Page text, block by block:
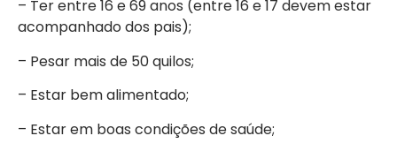
– Ter entre 16 e 69 anos (entre 16 e 17 devem estar
acompanhado dos pais);
– Pesar mais de 50 quilos;
– Estar bem alimentado;
– Estar em boas condições de saúde;